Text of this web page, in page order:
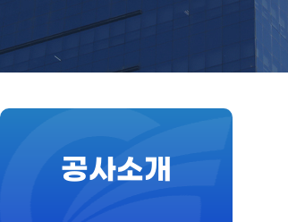
공사소개
본